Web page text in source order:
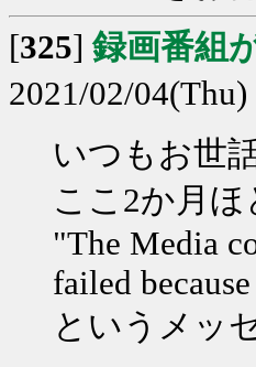
[325] 録画番組
2021/02/
いつもお世
ここ2か月
"The Media
failed
というメッ